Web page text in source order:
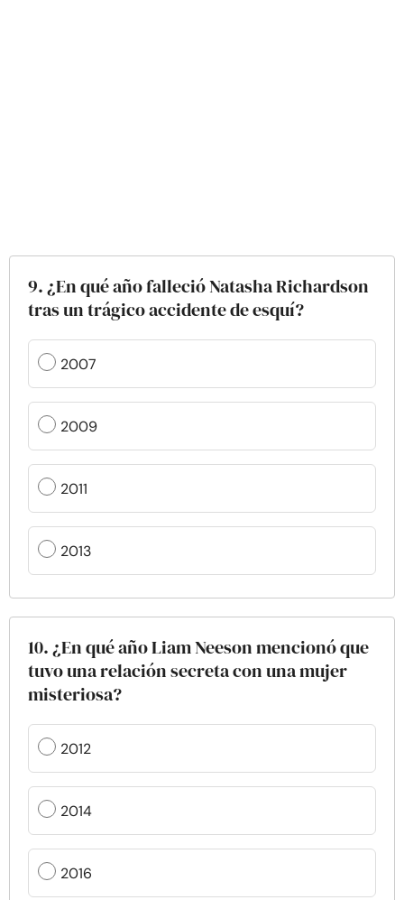
9. ¿En qué año falleció Natasha Richardson
tras un trágico accidente de esquí?
2007
2009
2011
2013
10. ¿En qué año Liam Neeson mencionó que
tuvo una relación secreta con una mujer
misteriosa?
2012
2014
2016